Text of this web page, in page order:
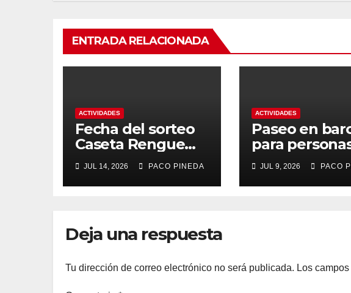
ENTRADA RELACIONADA
ACTIVIDADES
Fecha del sorteo
Caseta Rengue
Feria de Málaga
2026
JUL 14, 2026 PACO PINEDA
ACTIVIDADES
Paseo en
para
mayores
JUL 9, 2026 PACO
Deja una respuesta
Tu dirección de correo electrónico no será publicada. Los